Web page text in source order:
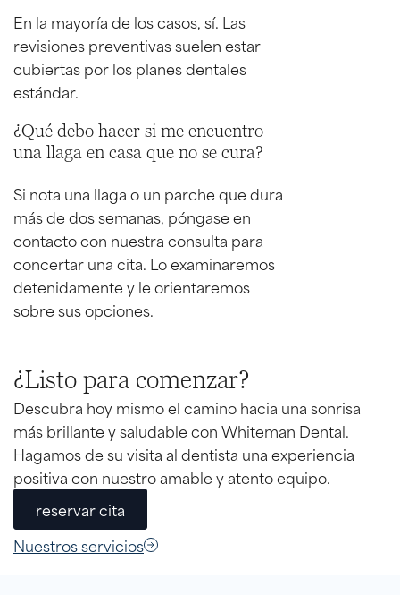
En la mayoría de los casos, sí. Las
revisiones preventivas suelen estar
cubiertas por los planes dentales
estándar.
¿Qué debo hacer si me encuentro
una llaga en casa que no se cura?
Si nota una llaga o un parche que dura
más de dos semanas, póngase en
contacto con nuestra consulta para
concertar una cita. Lo examinaremos
detenidamente y le orientaremos
sobre sus opciones.
¿Listo para comenzar?
Descubra hoy mismo el camino hacia una sonrisa
más brillante y saludable con Whiteman Dental.
Hagamos de su visita al dentista una experiencia
positiva con nuestro amable y atento equipo.
reservar cita
Nuestros servicios